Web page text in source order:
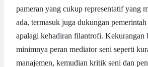
pameran yang cukup representatif yang
ada, termasuk juga dukungan pemerintah
apalagi kehadiran filantrofi. Kekurangan
minimnya peran mediator seni seperti
manajemen, kemudian kritik seni dan